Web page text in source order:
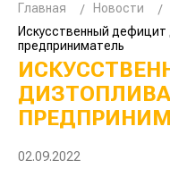
Главная
Новости
Искусственный
предприниматель
02.09.2022